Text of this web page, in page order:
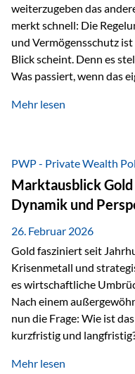
weiterzugeben das
merkt schnell: Die
und Vermögensschutz
Blick scheint. Denn es
Was passiert, wenn das
verwalten? Wie kann
unbürokratisch
Testament angewiesen
nicht ausreichen
oft…
Mehr lesen
PWP - Private Wealth
Marktausblick
Dynamik und
26. Februar 2026
Gold fasziniert seit
Krisenmetall und
es wirtschaftliche
Nach einem
nun die Frage: Wie ist
kurzfristig und
Dynamik in das Jahr
Mehr lesen